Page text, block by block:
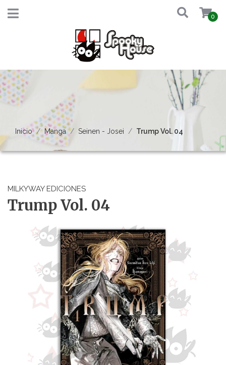
0
Inicio Manga Seinen - Josei Trump Vol. 04
MILKYWAY EDICIONES
Trump Vol. 04